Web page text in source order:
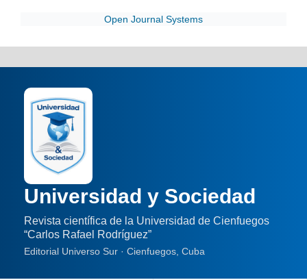
Open Journal Systems
Universidad y Sociedad
Revista científica de la Universidad de Cienfuegos
“Carlos Rafael Rodríguez”
Editorial Universo Sur · Cienfuegos, Cuba